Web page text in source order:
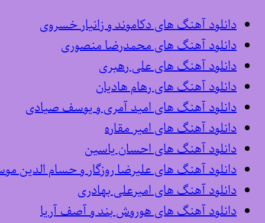
دانلود آهنگ های دکاموند و زانیار خسروی
دانلود آهنگ های محمدرضا منصوری
دانلود آهنگ های علی رهبری
دانلود آهنگ های رهام هادیان
دانلود آهنگ های امید آمری و یوسف صیادی
دانلود آهنگ های امیر مقاره
دانلود آهنگ های احسان یاسین
دانلود آهنگ های علیرضا روزگار و حسام الدین
دانلود آهنگ های امیرعلی بهادری
دانلود آهنگ های هوروش بند و آصف آریا